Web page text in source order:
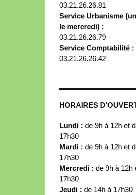
03.21.26.26.81
Service Urbanisme
le mercredi) :
03.21.26.26.79
Service Comptabilité :
03.21.26.26.42
HORAIRES
Lundi : de 9h à 12h et
17h30
Mardi : de 9h à 12h et
17h30
Mercredi : de 9h à 12h
17h30
Jeudi : de 14h à 17h30